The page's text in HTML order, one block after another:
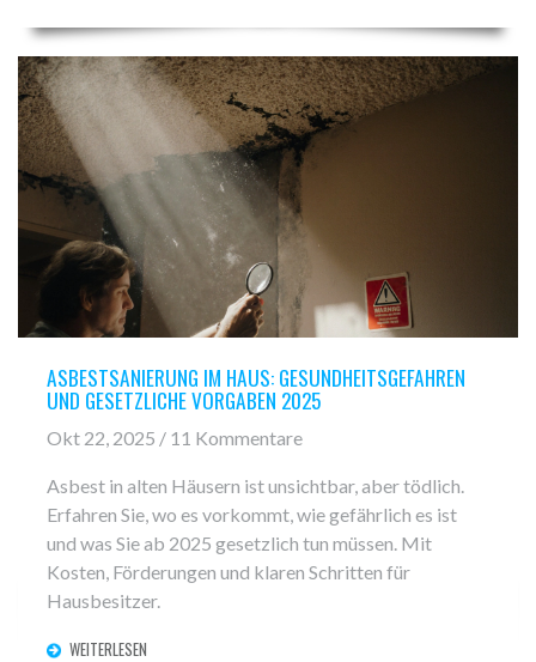
ASBESTSANIERUNG IM HAUS: GESUNDHEITSGEFAHREN
UND GESETZLICHE VORGABEN 2025
Okt 22, 2025 / 11 Kommentare
Asbest in alten Häusern ist unsichtbar, aber tödlich.
Erfahren Sie, wo es vorkommt, wie gefährlich es ist
und was Sie ab 2025 gesetzlich tun müssen. Mit
Kosten, Förderungen und klaren Schritten für
Hausbesitzer.
WEITERLESEN